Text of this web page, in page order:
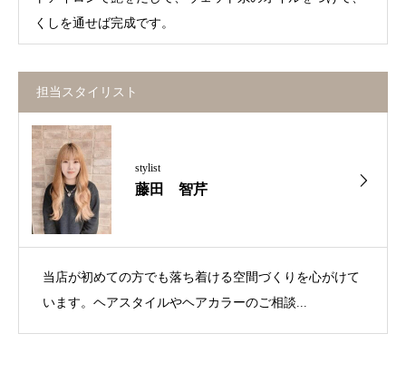
くしを通せば完成です。
担当スタイリスト
stylist
藤田 智芹
当店が初めての方でも落ち着ける空間づくりを心がけて
います。ヘアスタイルやヘアカラーのご相談...